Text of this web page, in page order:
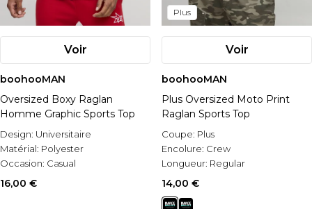
Voir
boohooMAN
Oversized Boxy Raglan
Homme Graphic Sports Top
Design: Universitaire
Matérial: Polyester
Occasion: Casual
16,00 €
Plus
Voir
boohooMAN
Plus Oversized Moto Print
Raglan Sports Top
Coupe: Plus
Encolure: Crew
Longueur: Regular
14,00 €